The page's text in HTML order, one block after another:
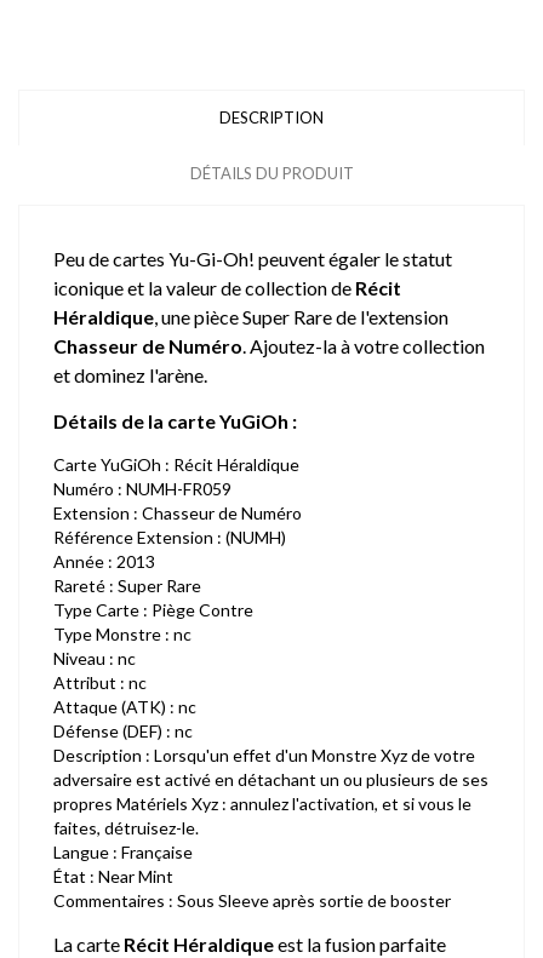
DESCRIPTION
DÉTAILS DU PRODUIT
Peu de cartes Yu-Gi-Oh! peuvent égaler le statut
iconique et la valeur de collection de Récit
Héraldique, une pièce Super Rare de l'extension
Chasseur de Numéro. Ajoutez-la à votre collection
et dominez l'arène.
Détails de la carte YuGiOh :
Carte YuGiOh : Récit Héraldique
Numéro : NUMH-FR059
Extension : Chasseur de Numéro
Référence Extension : (NUMH)
Année : 2013
Rareté : Super Rare
Type Carte : Piège Contre
Type Monstre : nc
Niveau : nc
Attribut : nc
Attaque (ATK) : nc
Défense (DEF) : nc
Description : Lorsqu'un effet d'un Monstre Xyz de votre
adversaire est activé en détachant un ou plusieurs de ses
propres Matériels Xyz : annulez l'activation, et si vous le
faites, détruisez-le.
Langue : Française
État : Near Mint
Commentaires : Sous Sleeve après sortie de booster
La carte Récit Héraldiqueest la fusion parfaite